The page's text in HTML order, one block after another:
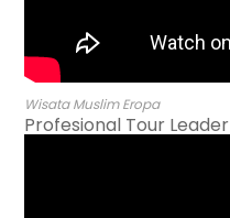
Wisata Muslim Eropa
Profesional Tour Leader